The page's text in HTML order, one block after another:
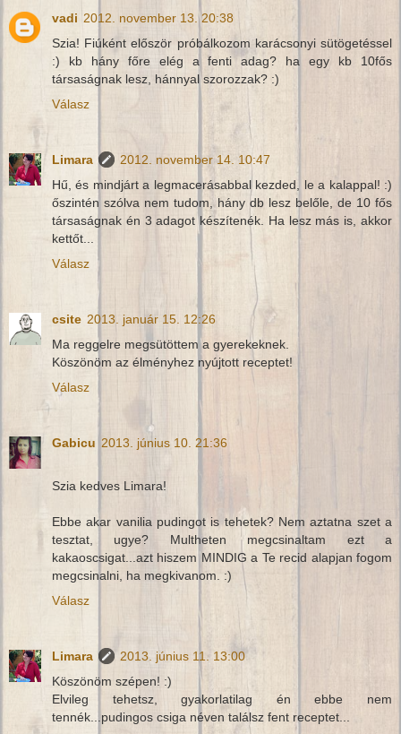
vadi 2012. november 13. 20:38
Szia! Fiúként először próbálkozom karácsonyi sütögetéssel
:) kb hány főre elég a fenti adag? ha egy kb 10fős
társaságnak lesz, hánnyal szorozzak? :)
Válasz
Limara
2012. november 14. 10:47
Hű, és mindjárt a legmacerásabbal kezded, le a kalappal! :)
őszintén szólva nem tudom, hány db lesz belőle, de 10 fős
társaságnak én 3 adagot készítenék. Ha lesz más is, akkor
kettőt...
Válasz
csite 2013. január 15. 12:26
Ma reggelre megsütöttem a gyerekeknek.
Köszönöm az élményhez nyújtott receptet!
Válasz
Gabicu 2013. június 10. 21:36
Szia kedves Limara!
Ebbe akar vanilia pudingot is tehetek? Nem aztatna szet a
tesztat, ugye? Multheten megcsinaltam ezt a
kakaoscsigat...azt hiszem MINDIG a Te recid alapjan fogom
megcsinalni, ha megkivanom. :)
Válasz
Limara
2013. június 11. 13:00
Köszönöm szépen! :)
Elvileg tehetsz, gyakorlatilag én ebbe nem
tennék...pudingos csiga néven találsz fent receptet...